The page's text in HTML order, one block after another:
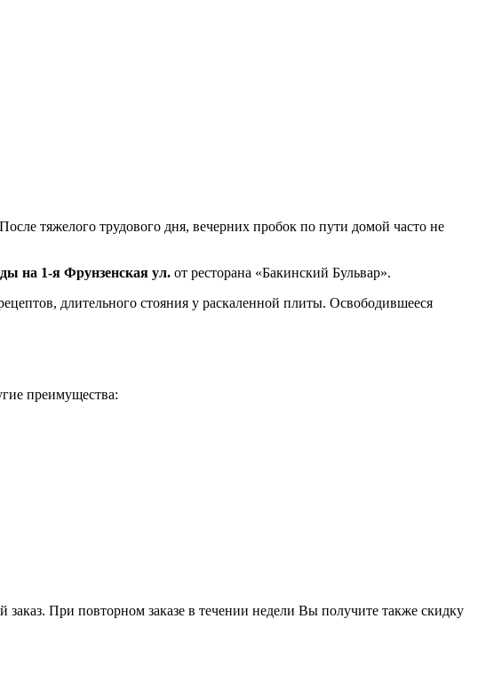
тяжелого трудового дня, вечерних пробок по пути домой часто не
на 1-я Фрунзенская ул. от ресторана «Бакинский Бульвар».
длительного стояния у раскаленной плиты. Освободившееся
преимущества:
При повторном заказе в течении недели Вы получите также скидку